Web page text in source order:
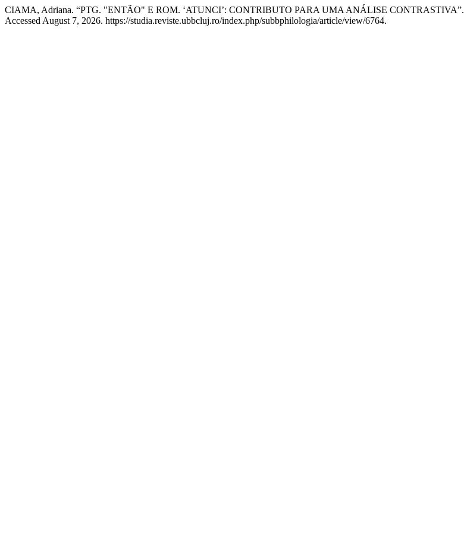
CIAMA, Adriana. “PTG. "ENTÃO" E ROM. ‘ATUNCI’: CONTRIBUTO PARA UMA ANÁLISE CONTRASTIVA”.
Accessed August 7, 2026. https://studia.reviste.ubbcluj.ro/index.php/subbphilologia/article/view/6764.